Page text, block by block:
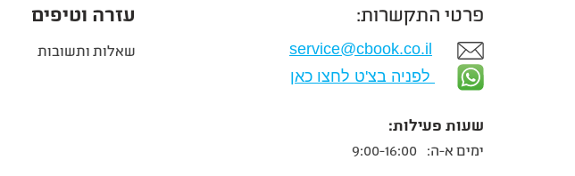
פרטי התקשרות:
service@cbook.co.il
לפניה בצ'ט לחצו כאן
שעות פעילות:
ימים א-ה:
עזרה וטיפים
שאלות ותשובות